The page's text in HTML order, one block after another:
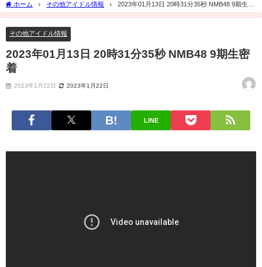
ホーム その他アイドル情報
2023年01月13日 20時31分35秒 NMB48 9期生密
着
その他アイドル情報
2023年01月13日 20時31分35秒 NMB48 9期生密
着
2023年1月22日 2023年1月22日
LINE